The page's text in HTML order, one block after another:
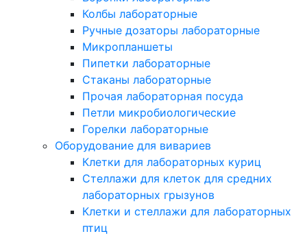
Колбы лабораторные
Ручные дозаторы лабораторные
Микропланшеты
Пипетки лабораторные
Стаканы лабораторные
Прочая лабораторная посуда
Петли микробиологические
Горелки лабораторные
Оборудование для вивариев
Клетки для лабораторных куриц
Стеллажи для клеток для средних
лабораторных грызунов
Клетки и стеллажи для лабораторных
птиц